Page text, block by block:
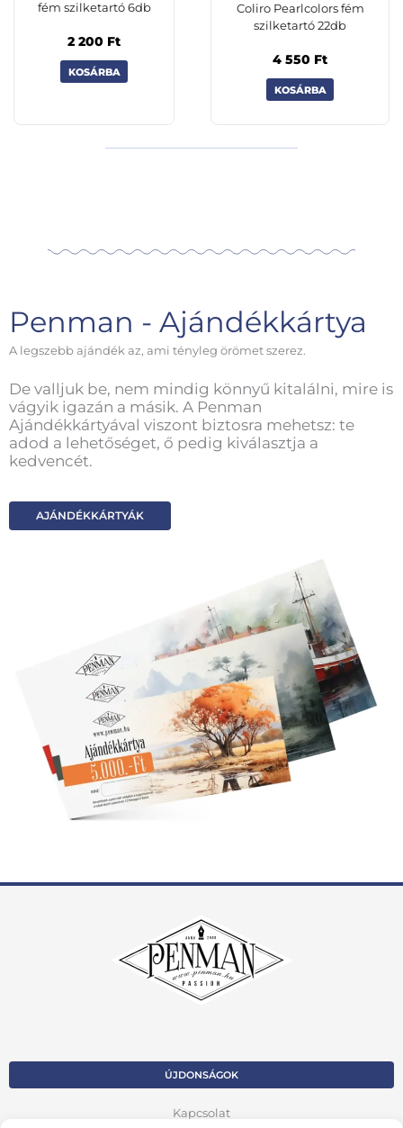
fém szilketartó 6db
2 200 Ft
KOSÁRBA
Coliro Pearlcolors fém
szilketartó 22db
4 550 Ft
KOSÁRBA
Penman - Ajándékkártya
A legszebb ajándék az, ami tényleg örömet szerez.
De valljuk be, nem mindig könnyű kitalálni, mire is
vágyik igazán a másik. A Penman
Ajándékkártyával viszont biztosra mehetsz: te
adod a lehetőséget, ő pedig kiválasztja a
kedvencét.
AJÁNDÉKKÁRTYÁK
ÚJDONSÁGOK
Kapcsolat